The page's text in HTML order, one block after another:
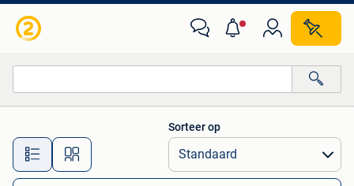
Alle afstanden…
Sorteer op